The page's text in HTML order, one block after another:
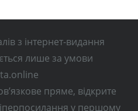
з інтернет-видання
лише за умови
пряме, відкрите
у першому